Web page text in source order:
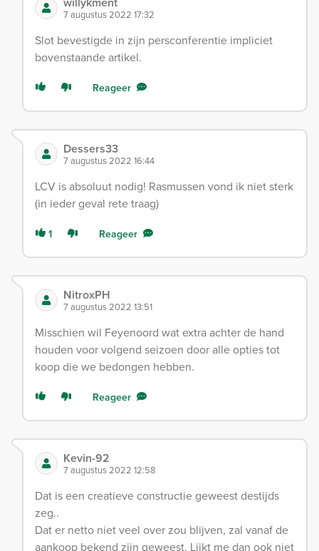
7 augustus 2022 17:32
Slot bevestigde in zijn persconferentie impliciet
bovenstaande artikel.
Reageer
Dessers33
7 augustus 2022 16:44
LCV is absoluut nodig! Rasmussen vond ik niet sterk
(in ieder geval rete traag)
1 Reageer
NitroxPH
7 augustus 2022 13:51
Misschien wil Feyenoord wat extra achter de hand
houden voor volgend seizoen door alle opties tot
koop die we bedongen hebben.
Reageer
Kevin-92
7 augustus 2022 12:58
Dat is een creatieve constructie geweest destijds
zeg..
Dat er netto niet veel over zou blijven, zal vanaf de
aankoop bekend zijn geweest. Lijkt me dan ook niet